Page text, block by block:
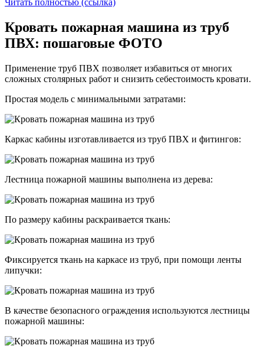
Читать полностью (ссылка)
Кровать пожарная машина из труб
ПВХ: пошаговые ФОТО
Применение труб ПВХ позволяет избавиться от многих
сложных столярных работ и снизить себестоимость кровати.
Простая модель с минимальными затратами:
Каркас кабины изготавливается из труб ПВХ и фитингов:
Лестница пожарной машины выполнена из дерева:
По размеру кабины раскраивается ткань:
Фиксируется ткань на каркасе из труб, при помощи ленты
липучки:
В качестве безопасного ограждения используются лестницы
пожарной машины: